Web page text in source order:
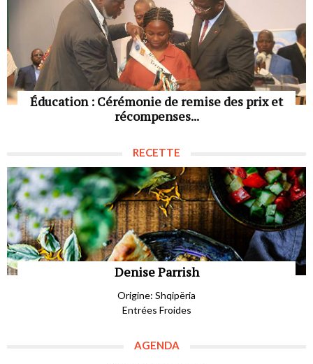
Éducation : Cérémonie de remise des prix et
récompenses...
RECETTE
Denise Parrish
Origine: Shqipëria
Entrées Froides
AGENDA